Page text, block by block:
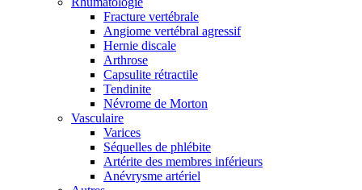
Fracture vertébrale
Angiome vertébral agressif
Hernie discale
Arthrose
Capsulite rétractile
Tendinite
Névrome de Morton
Vasculaire
Varices
Séquelles de phlébite
Artérite des membres inférieurs
Anévrysme artériel